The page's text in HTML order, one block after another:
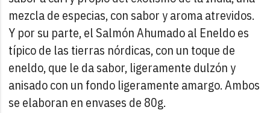
mezcla de especias, con sabor y aroma atrevidos.
Y por su parte, el Salmón Ahumado al Eneldo es
típico de las tierras nórdicas, con un toque de
eneldo, que le da sabor, ligeramente dulzón y
anisado con un fondo ligeramente amargo. Ambos
se elaboran en envases de 80g.